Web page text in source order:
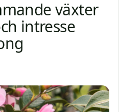
växter
intresse